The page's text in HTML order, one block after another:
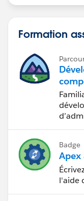
</
</
</
</apex:page>
public class
public
public
        get;
        set;
Formation
au
Badge
Apex
l'aide